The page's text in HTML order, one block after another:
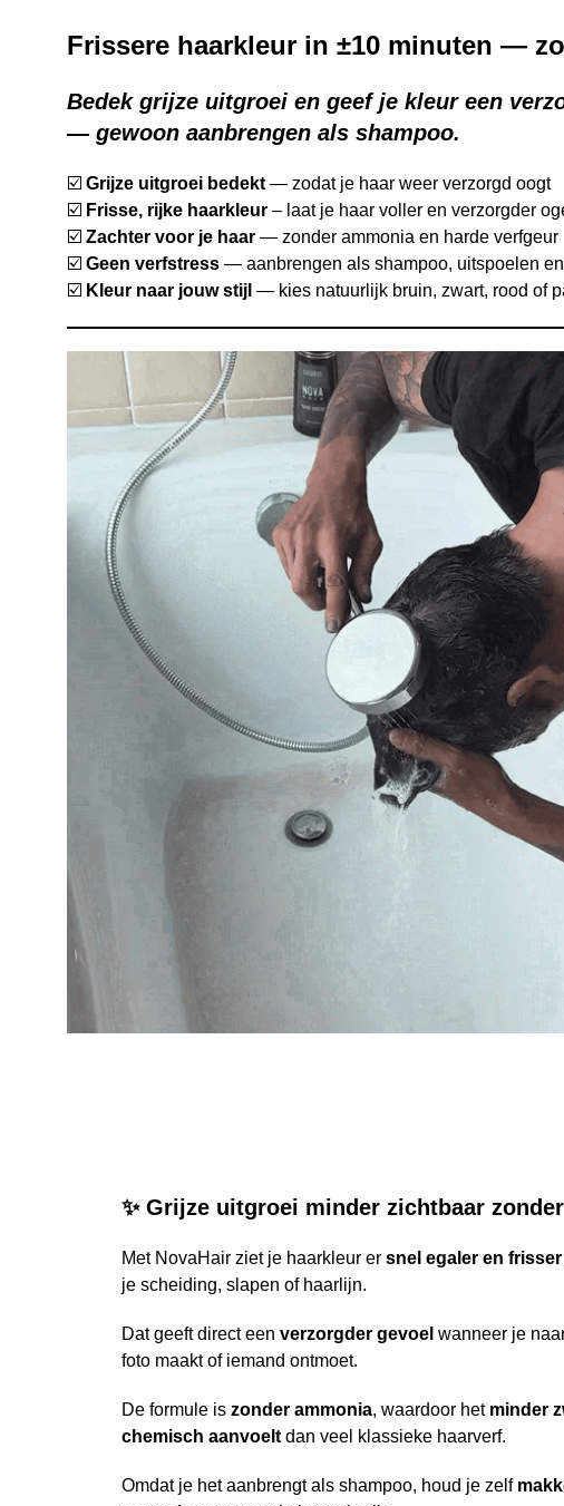
Frissere haarkleur in ±10 minuten —
Bedek grijze uitgroei en geef je kleur een
— gewoon aanbrengen als shampoo.
☑️ Grijze uitgroei bedekt — zodat je haar weer verzorgd oogt
☑️ Frisse, rijke haarkleur – laat je haar voller en verzorgder
☑️ Zachter voor je haar — zonder ammonia en harde verfgeur
☑️ Geen verfstress — aanbrengen als shampoo, uitspoelen
☑️ Kleur naar jouw stijl — kies natuurlijk bruin, zwart, rood of
✨ Grijze uitgroei minder zichtbaar
Met NovaHair ziet je haarkleur er snel egaler en frisser
je scheiding, slapen of haarlijn.
Dat geeft direct een verzorgder gevoel wanneer je
foto maakt of iemand ontmoet.
De formule is zonder ammonia, waardoor het minder
chemisch aanvoeltdan veel klassieke haarverf.
Omdat je het aanbrengt als shampoo, houd je zelf